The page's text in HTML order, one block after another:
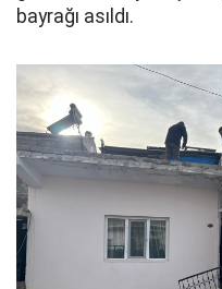
bayrağı asıldı.